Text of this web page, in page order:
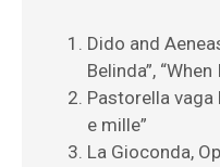
Dido and
Belinda”,
Pastorella vaga
e mille”
La Gioconda,